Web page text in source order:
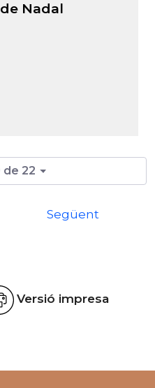
Nadal
de 22
Següent
Versió impresa